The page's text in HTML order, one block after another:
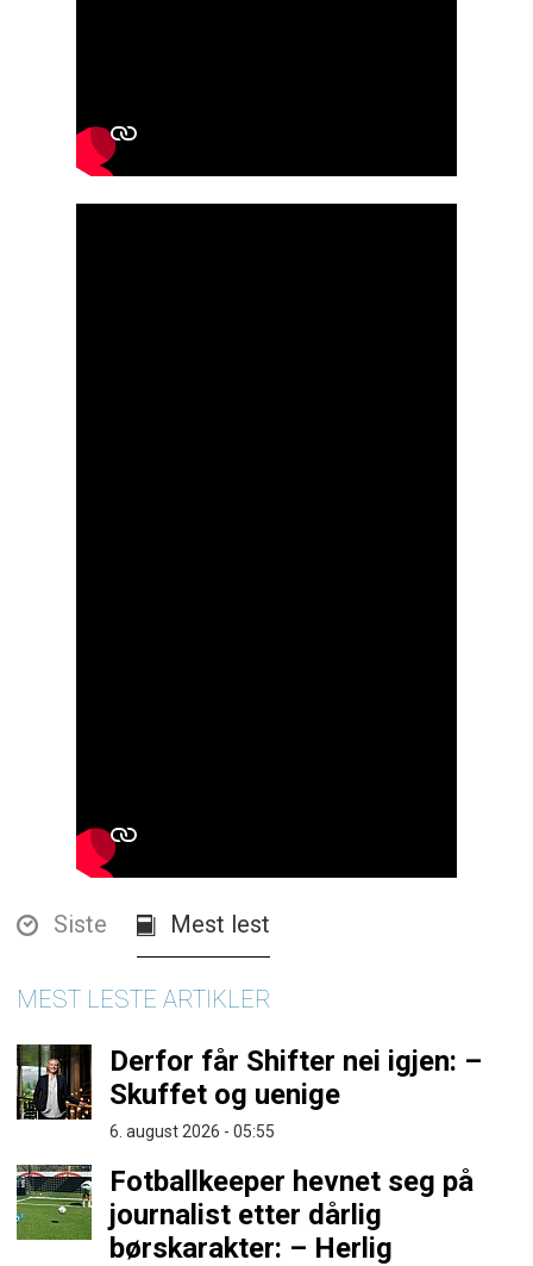
Siste Mest lest
MEST LESTE ARTIKLER
Derfor får Shifter nei igjen: –
Skuffet og uenige
6. august 2026 - 05:55
Fotballkeeper hevnet seg på
journalist etter dårlig
børskarakter: – Herlig